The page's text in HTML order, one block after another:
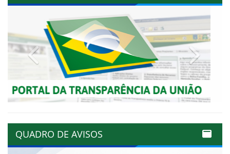
Previous
QUADRO DE AVISOS